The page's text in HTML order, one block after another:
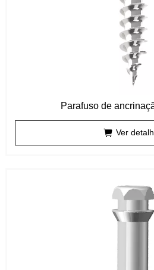
Parafuso de
Ver